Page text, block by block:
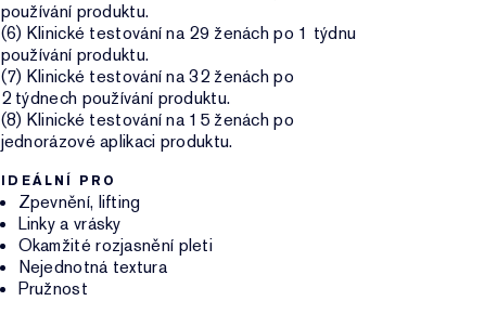
používání produktu.
(6) Klinické testování na 29 ženách po 1 týdnu
používání produktu.
(7) Klinické testování na 32 ženách po
2 týdnech používání produktu.
(8) Klinické testování na 15 ženách po
jednorázové aplikaci produktu.
IDEÁLNÍ PRO
Zpevnění, lifting
Linky a vrásky
Okamžité rozjasnění pleti
Nejednotná textura
Pružnost